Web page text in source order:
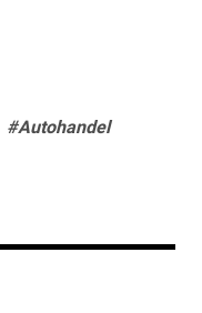
#Autohandel